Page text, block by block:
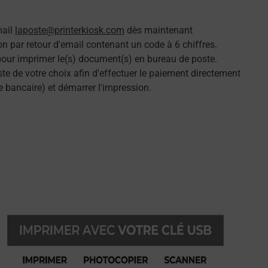
laposte@printerkiosk.com dès maintenant
par retour d'email contenant un code à 6 chiffres.
imprimer le(s) document(s) en bureau de poste.
de votre choix afin d'effectuer le paiement directement
bancaire) et démarrer l'impression.